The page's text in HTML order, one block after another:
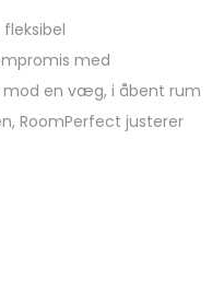
med
mod en væg, i åbent rum
RoomPerfect justerer